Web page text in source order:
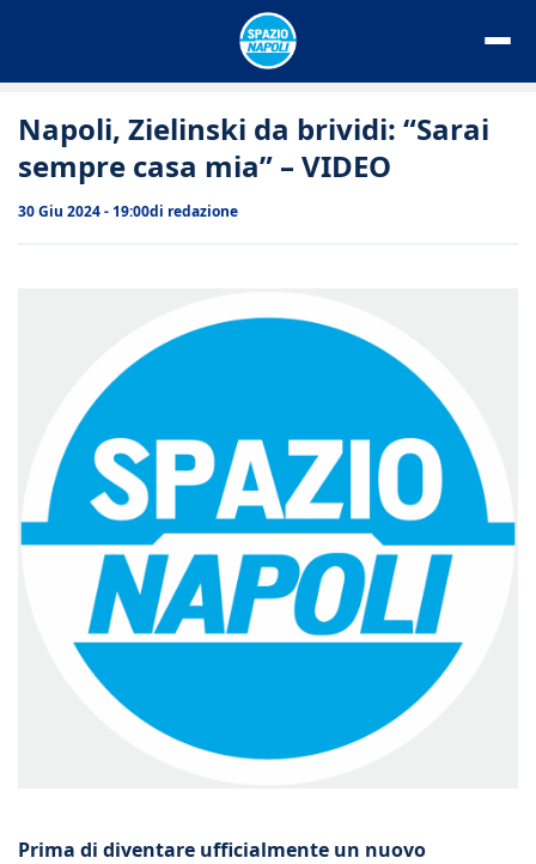
Napoli, Zielinski da brividi: “Sarai
sempre casa mia” – VIDEO
30 Giu 2024 - 19:00di redazione
Prima di diventare ufficialmente un nuovo